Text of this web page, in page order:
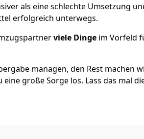
als eine schlechte Umsetzung
erfolgreich unterwegs.
viele Dinge im Vorfeld
managen, den Rest machen
eine große Sorge los. Lass das mal